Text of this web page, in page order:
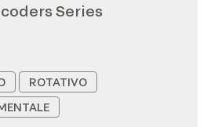
Series
ROTATIVO